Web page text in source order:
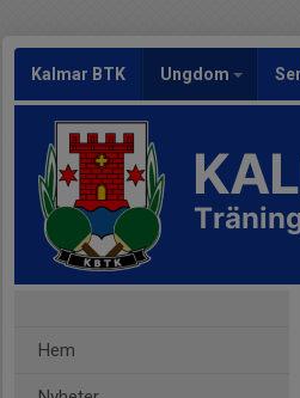
Kalmar BTK Ungdom
Hem